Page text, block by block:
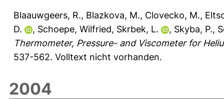
Blaauwgeers, R., Blazkova, M., Clovecko, M.,
D.
, Schoepe, Wilfried, Skrbek, L. , Skyba, P.,
Thermometer, Pressure- and Viscometer for
537-562. Volltext nicht vorhanden.
2004